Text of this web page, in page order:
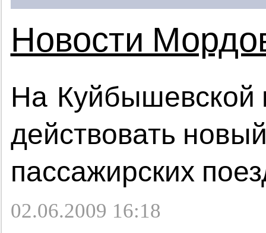
Новости
На Куйбышевской
действовать
пассажирских
02.06.2009 16:18